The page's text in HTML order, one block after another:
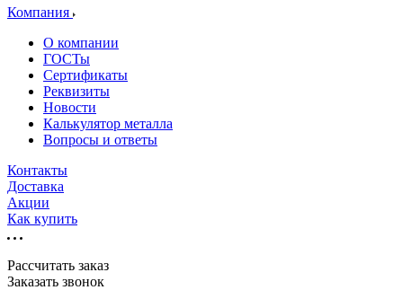
Компания
О компании
ГОСТы
Сертификаты
Реквизиты
Новости
Калькулятор металла
Вопросы и ответы
Контакты
Доставка
Акции
Как купить
Рассчитать заказ
Заказать звонок